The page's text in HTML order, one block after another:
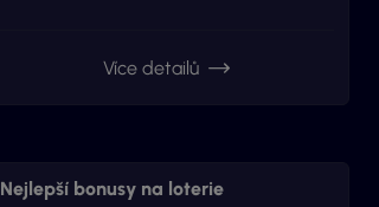
Více detailů
Nejlepší bonusy na loterie